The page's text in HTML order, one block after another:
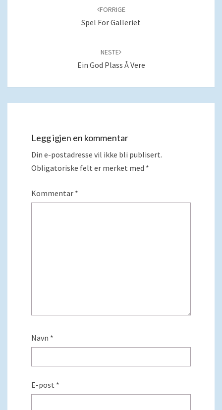
FORRIGE
Spel For Galleriet
NESTE
Ein God Plass Å Vere
Legg igjen en kommentar
Din e-postadresse vil ikke bli publisert.
Obligatoriske felt er merket med *
Kommentar *
Navn *
E-post *